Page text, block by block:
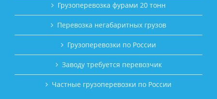
Грузоперевозка фурами 20 тонн
Перевозка негабаритных грузов
Грузоперевозки по России
Заводу требуется перевозчик
Частные грузоперевозки по России